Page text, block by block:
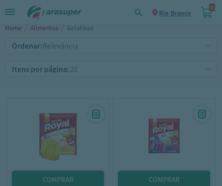
Rio Branco
0
Home / Alimentos / Gelatinas
Ordenar:
Itens por página: